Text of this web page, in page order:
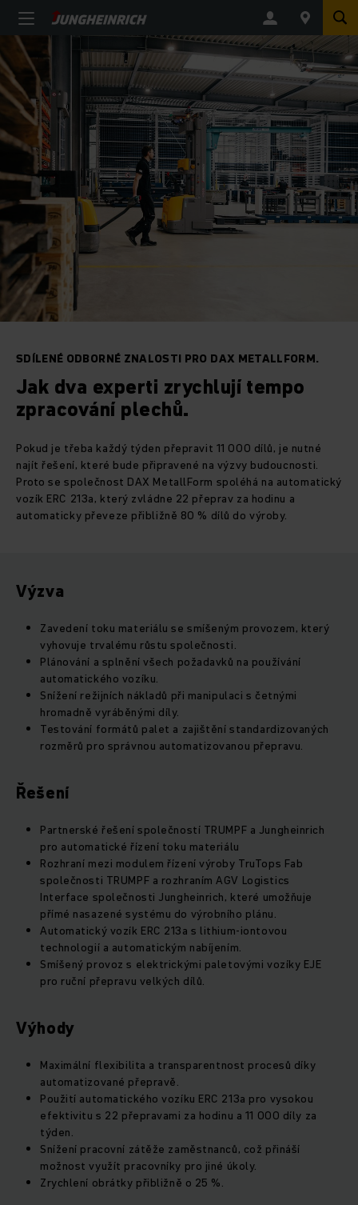
SDÍLENÉ ODBORNÉ ZNALOSTI PRO DAX METALLFORM.
Jak dva experti zrychlují tempo
zpracování plechů.
Pokud je třeba každý týden přepravit 11 000 dílů, je nutné
najít řešení, které bude připravené na výzvy budoucnosti.
Proto se společnost DAX MetallForm spoléhá na automatický
vozík ERC 213a, který zvládne 22 přeprav za hodinu a
automaticky převeze přibližně 80 % dílů do výroby.
Výzva
Zavedení toku materiálu se smíšeným provozem, který
vyhovuje trvalému růstu společnosti.
Plánování a splnění všech požadavků na používání
automatického vozíku.
Snížení režijních nákladů při manipulaci s četnými
hromadně vyráběnými díly.
Testování formátů palet a zajištění standardizovaných
rozměrů pro správnou automatizovanou přepravu.
Řešení
Partnerské řešení společností TRUMPF a Jungheinrich
pro automatické řízení toku materiálu
Rozhraní mezi modulem řízení výroby TruTops Fab
společnosti TRUMPF a rozhraním AGV Logistics
Interface společnosti Jungheinrich, které umožňuje
přímé nasazené systému do výrobního plánu.
Automatický vozík ERC 213a s lithium-iontovou
technologií a automatickým nabíjením.
Smíšený provoz s elektrickými paletovými vozíky EJE
pro ruční přepravu velkých dílů.
Výhody
Maximální flexibilita a transparentnost procesů díky
automatizované přepravě.
Použití automatického vozíku ERC 213a pro vysokou
efektivitu s 22 přepravami za hodinu a 11 000 díly za
týden.
Snížení pracovní zátěže zaměstnanců, což přináší
možnost využít pracovníky pro jiné úkoly.
Zrychlení obrátky přibližně o 25 %.